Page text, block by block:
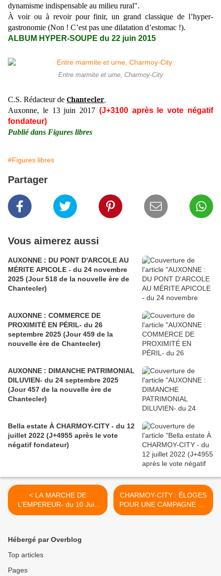
dynamisme indispensable au milieu rural".
À voir ou à revoir pour finir, un grand classique de l’hyper-
gastronomie (Non ! C’est pas une dilatation d’estomac !).
ALBUM HYPER-SOUPE du 22 juin 2015
Entre marmite et urne, Charmoy-City
C.S. Rédacteur de Chantecler
Auxonne, le 13 juin 2017 (J+3100 après le vote négatif
fondateur)
Publié dans Figures libres
#Figures libres
Partager
Vous aimerez aussi
AUXONNE : DU PONT D'ARCOLE AU
MÉRITE APICOLE - du 24 novembre
2025 (Jour 518 de la nouvelle ère de
Chantecler)
AUXONNE : COMMERCE DE
PROXIMITÉ EN PÉRIL- du 26
septembre 2025 (Jour 459 de la
nouvelle ère de Chantecler)
AUXONNE : DIMANCHE PATRIMONIAL
DILUVIEN- du 24 septembre 2025
(Jour 457 de la nouvelle ère de
Chantecler)
Bella estate À CHARMOY-CITY - du 12
juillet 2022 (J+4955 après le vote
négatif fondateur)
< LA MARCHE DE
L’EMPEREUR- du 10 Juin
2017 (J+3097après le vote
CHARMOY-CITY : ÉLOGES
POUR UNE CAMPAGNE DE
REVITALISATION - du 14
Hébergé par Overblog
Top articles
Pages